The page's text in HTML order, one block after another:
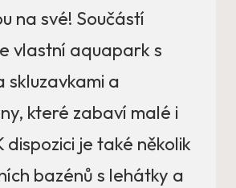
na své! Součástí
vlastní aquapark s
skluzavkami a
které zabaví malé i
dispozici je také několik
bazénů s lehátky a